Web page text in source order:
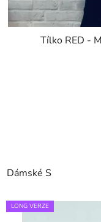
Tílko RED -
Dámské S
LONG VERZE